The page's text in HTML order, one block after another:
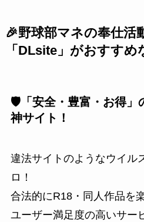
🎉野球部マネの奉仕活
「DLsite」がおすすめ
🛡️「安全・豊富・お得」
神サイト！
違法サイトのようなウイル
ロ！
合法的にR18・同人作品を
ユーザー満足度の高いサー